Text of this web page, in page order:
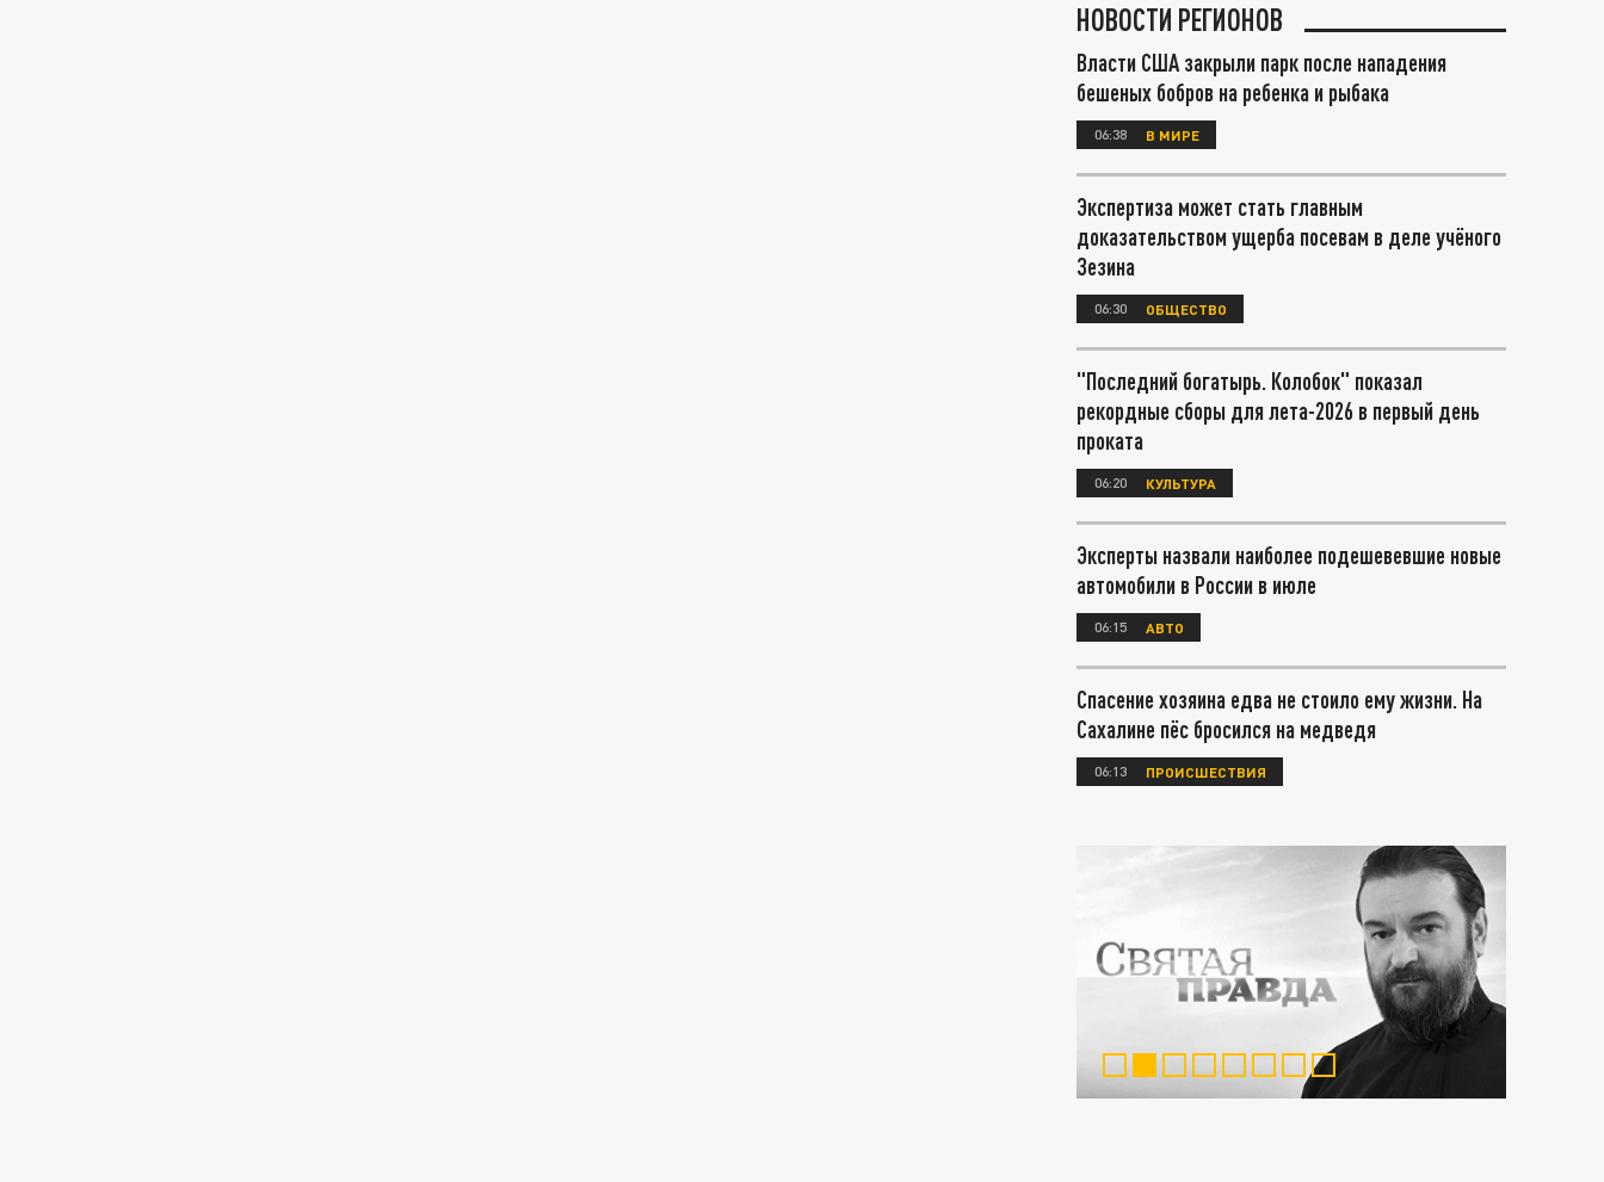
НОВОСТИ РЕГИОНОВ
Власти США закрыли парк после нападения
бешеных бобров на ребенка и рыбака
06:38 В МИРЕ
Экспертиза может стать главным
доказательством ущерба посевам в деле учёного
Зезина
06:30 ОБЩЕСТВО
"Последний богатырь. Колобок" показал
рекордные сборы для лета-2026 в первый день
проката
06:20 КУЛЬТУРА
Эксперты назвали наиболее подешевевшие новые
автомобили в России в июле
06:15 АВТО
Спасение хозяина едва не стоило ему жизни. На
Сахалине пёс бросился на медведя
06:13 ПРОИСШЕСТВИЯ